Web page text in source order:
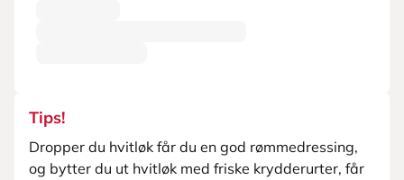
Tips!
Dropper du hvitløk får du en god rømmedressing,
og bytter du ut hvitløk med friske krydderurter, får